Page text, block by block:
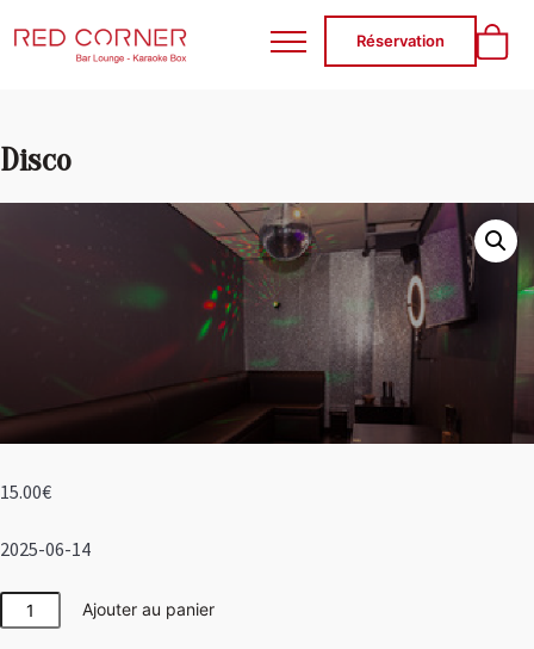
RED CORNER
Réservation
Disco
15.00€
2025-06-14
quantité
de
Ajouter au panier